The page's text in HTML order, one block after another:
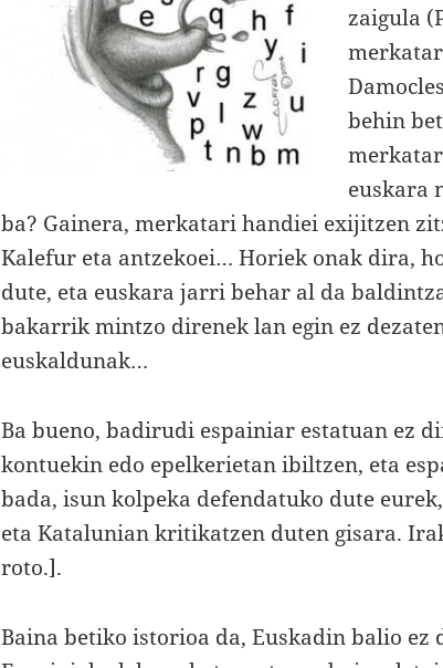
zaigula
behin
euskara
ba? Gainera, merkatari handiei exijitzen
Kalefur eta antzekoei… Horiek onak dira,
dute, eta euskara jarri behar al da
bakarrik mintzo direnek lan egin ez
euskaldunak…
Ba bueno, badirudi espainiar estatuan ez
kontuekin edo epelkerietan ibiltzen, eta
bada, isun kolpeka defendatuko dute
eta Katalunian kritikatzen duten gisara.
roto.].
Baina betiko istorioa da, Euskadin balio ez